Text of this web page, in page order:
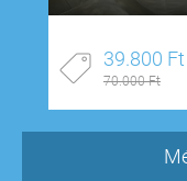
39.800 Ft
70.000 Ft